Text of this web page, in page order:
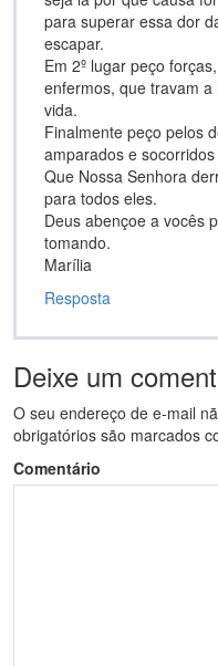
para superar essa dor
escapar.
Em 2º lugar peço
enfermos, que travam
vida.
Finalmente peço pelos
amparados e
Que Nossa Senhora
para todos eles.
Deus abençoe a vocês
tomando.
Marília
Resposta
Deixe um
O seu endereço de e-mail
obrigatórios são marcados
Comentário